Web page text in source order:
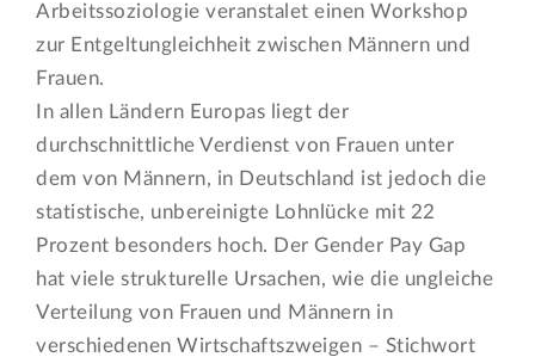
Arbeitssoziologie veranstalet einen Workshop
zur Entgeltungleichheit zwischen Männern und
Frauen.
In allen Ländern Europas liegt der
durchschnittliche Verdienst von Frauen unter
dem von Männern, in Deutschland ist jedoch die
statistische, unbereinigte Lohnlücke mit 22
Prozent besonders hoch. Der Gender Pay Gap
hat viele strukturelle Ursachen, wie die ungleiche
Verteilung von Frauen und Männern in
verschiedenen Wirtschaftszweigen – Stichwort